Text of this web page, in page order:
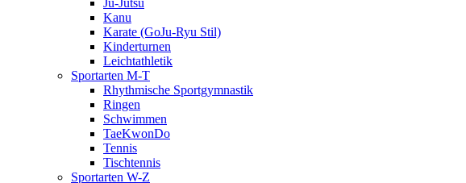
Ju-Jutsu
Kanu
Karate (GoJu-Ryu Stil)
Kinderturnen
Leichtathletik
Sportarten M-T
Rhythmische Sportgymnastik
Ringen
Schwimmen
TaeKwonDo
Tennis
Tischtennis
Sportarten W-Z